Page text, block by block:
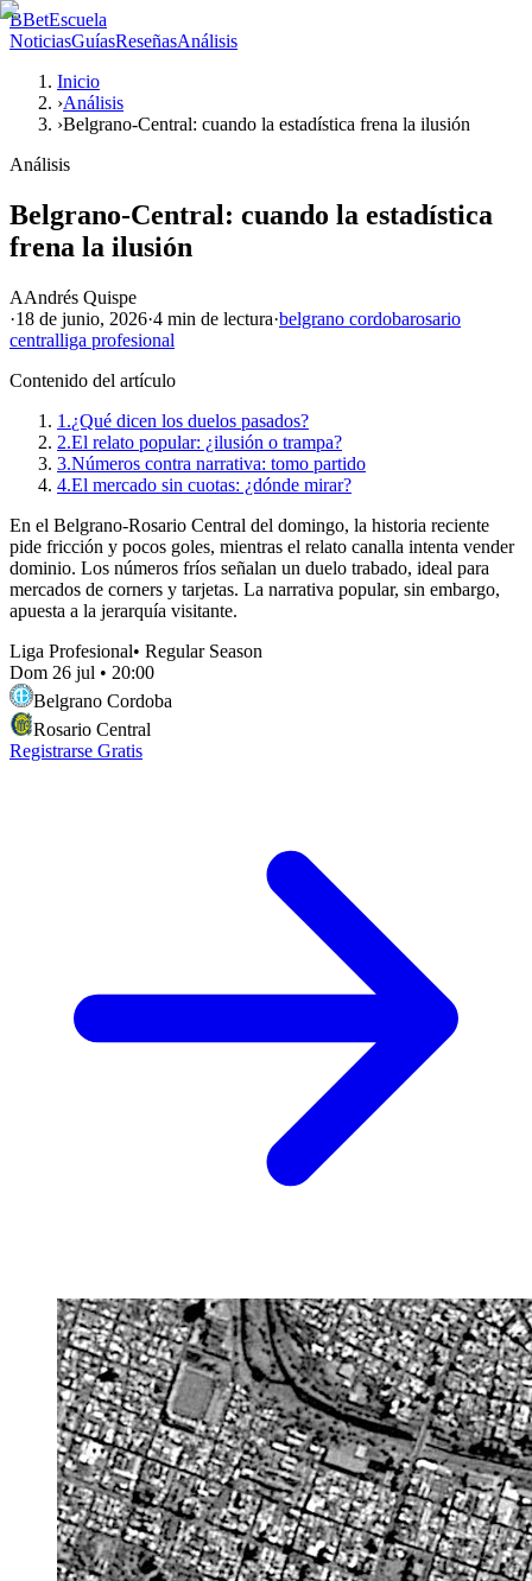
BBetEscuela
NoticiasGuíasReseñasAnálisis
Inicio
›Análisis
›Belgrano-Central: cuando la estadística frena la ilusión
Análisis
Belgrano-Central: cuando la estadística
frena la ilusión
AAndrés Quispe
·18 de junio, 2026·4 min de lectura·belgrano cordobarosario
centralliga profesional
Contenido del artículo
1.¿Qué dicen los duelos pasados?
2.El relato popular: ¿ilusión o trampa?
3.Números contra narrativa: tomo partido
4.El mercado sin cuotas: ¿dónde mirar?
En el Belgrano-Rosario Central del domingo, la historia reciente
pide fricción y pocos goles, mientras el relato canalla intenta vender
dominio. Los números fríos señalan un duelo trabado, ideal para
mercados de corners y tarjetas. La narrativa popular, sin embargo,
apuesta a la jerarquía visitante.
Liga Profesional• Regular Season
Dom 26 jul • 20:00
Belgrano Cordoba
Rosario Central
Registrarse Gratis